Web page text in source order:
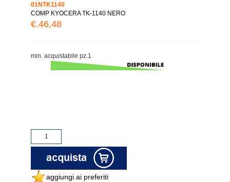
01NTK1140
COMP KYOCERA TK-1140 NERO
€.46,48
min. acquistabile pz.1
aggiungi ai preferiti